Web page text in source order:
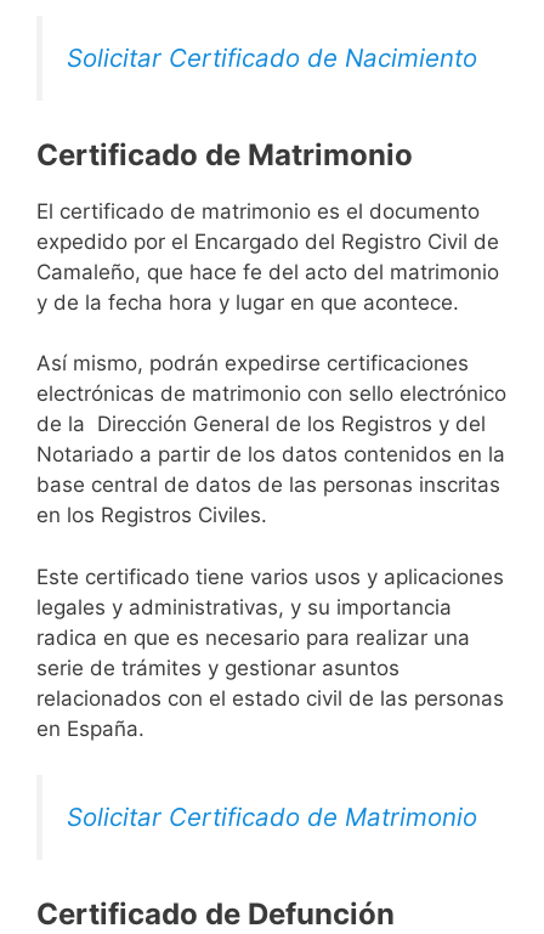
Solicitar Certificado de Nacimiento
Certificado de Matrimonio
El certificado de matrimonio es el documento
expedido por el Encargado del Registro Civil de
Camaleño, que hace fe del acto del matrimonio
y de la fecha hora y lugar en que acontece.
Así mismo, podrán expedirse certificaciones
electrónicas de matrimonio con sello electrónico
de la Dirección General de los Registros y del
Notariado a partir de los datos contenidos en la
base central de datos de las personas inscritas
en los Registros Civiles.
Este certificado tiene varios usos y aplicaciones
legales y administrativas, y su importancia
radica en que es necesario para realizar una
serie de trámites y gestionar asuntos
relacionados con el estado civil de las personas
en España.
Solicitar Certificado de Matrimonio
Certificado de Defunción